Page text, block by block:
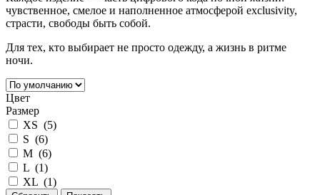
чувственное, смелое и наполненное атмосферой exclusivity,
страсти, свободы быть собой.
Для тех, кто выбирает не просто одежду, а жизнь в ритме
ночи.
Цвет
Размер
XS (5)
S (6)
M (6)
L (1)
XL (1)